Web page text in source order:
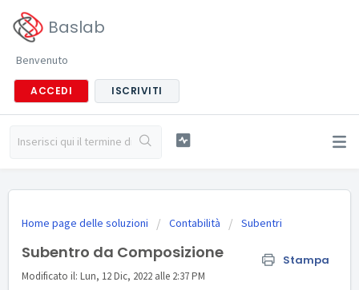
Baslab
Benvenuto
ACCEDI ISCRIVITI
Home page delle soluzioni Contabilità Subentri
Subentro da Composizione Stampa
Modificato il: Lun, 12 Dic, 2022 alle 2:37 PM